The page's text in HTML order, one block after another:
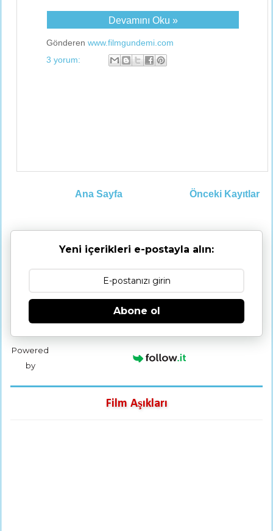
Devamını Oku »
Gönderen www.filmgundemi.com
3 yorum:
Önceki Kayıtlar
Ana Sayfa
Yeni içerikleri e-postayla alın:
Abone ol
Powered
by
Film Aşıkları